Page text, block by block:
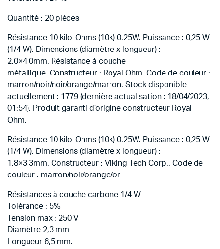
Quantité : 20 pièces
Résistance 10 kilo-Ohms (10k) 0.25W. Puissance : 0,25 W
(1/4 W). Dimensions (diamètre x longueur) :
2.0×4.0mm. Résistance à couche
métallique. Constructeur : Royal Ohm. Code de couleur :
marron/noir/noir/orange/marron. Stock disponible
actuellement : 1779 (dernière actualisation : 18/04/2023,
01:54). Produit garanti d’origine constructeur Royal
Ohm.
Résistance 10 kilo-Ohms (10k) 0.25W. Puissance : 0,25 W
(1/4 W). Dimensions (diamètre x longueur) :
1.8×3.3mm. Constructeur : Viking Tech Corp.. Code de
couleur : marron/noir/orange/or
Résistances à couche carbone 1/4 W
Tolérance : 5%
Tension max : 250 V
Diamètre 2,3 mm
Longueur 6,5 mm.